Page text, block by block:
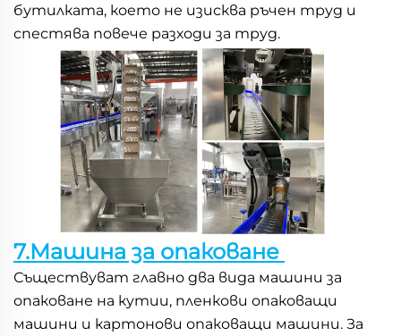
бутилката, което не изисква ръчен труд и
спестява повече разходи за труд.
7.Машина за опаковане
Съществуват главно два вида машини за
опаковане на кутии, пленкови опаковащи
машини и картонови опаковащи машини. За